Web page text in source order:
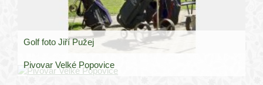
Golf foto Jiří Pužej
Pivovar Velké Popovice